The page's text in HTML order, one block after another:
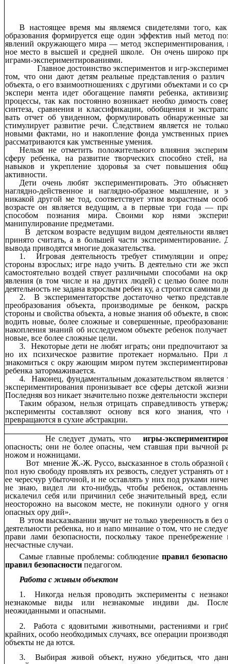
В настоящее время мы являемся свидетелями того,
образования формируется еще один эффектив ный метод
явлений окружающего мира — метод экспериментирования,
ное место в высшей и средней школе. Он очень широко
играми-экспериментированиями.
Главное достоинство экспериментов и игр-
том, что они дают детям реальные представления о различ
объекта, о его взаимоотношениях с другими объектами и со
экспери мента идет обогащение памяти ребенка,
процессы, так как постоянно возникает необхо димость
синтеза, сравнения и классификации, обобщения и
вать отчет об увиденном, формулировать обнаруженные
стимулирует развитие речи. Следствием является не
новыми фактами, но и накопление фонда умственных
рассматриваются как умственные умения.
Нельзя не отметить положительного влияния
сферу ребенка, на развитие творческих способно стей,
навыков и укрепление здоровья за счет повышения
активности.
Дети очень любят экспериментировать. Это
наглядно-действенное и наглядно-образное мышление, и
никакой другой ме тод, соответствует этим возрастным
возрасте он является ведущим, а в первые три года —
способом познания мира. Своими кор нями
манипулирование предметами.
В детском возрасте ведущим видом деятельности
принято считать, а в большей части экспериментирование.
вывода приводятся многие доказательства.
1. Игровая деятельность требует стимуляции и
стороны взрослых; игре надо учить. В деятельно сти же
самостоятельно воздей ствует различными способами на
явления (в том числе и на других людей) с целью более
деятельность не задана взрослым ребен ку, а строится самими
2. В экспериментаторстве достаточно четко
преобразования объекта, производимые ре бенком,
стороны и свойства объекта, а новые знания об объекте, в
водить новые, более сложные и совершенные,
накопления знаний об исследуемом объекте ребенок
новые, все более сложные цели.
3. Некоторые дети не любят играть; они предпочитают
но их психическое развитие протекает нормально. При
знакомиться с окру жающим миром путем
ребенка затормаживается.
4. Наконец, фундаментальным доказательством является
экспериментирования пронизывает все сферы детской
Последняя воз никает значительно позже деятельности
Таким образом, нельзя отрицать справедливость
эксперименты составляют основу вся кого знания,
превращаются в сухие абстракции.
Не следует думать, что
игры-
опасность; они не более опасны, чем ставшая при вычной
ножом и ножницами.
Вот мнение Ж.-Ж. Руссо, высказанное в столь образной
пол ную свободу проявлять их резвость, следует устранять
ее чересчур убыточной, и не оставлять у них под руками
не знаю, видел ли кто-нибудь, чтобы ребенок,
искалечил себя или причинил себе значительный вред,
неосторожно на высоком месте, не покинули одного у
опасных ору дий».
В этом высказывании звучит не только уверенность в без
деятельности ребенка, но и напо минание о том, что не
прави лами безопасности, поскольку такое
несчастные случаи.
Самые главные проблемы: соблюдение правил
правил безопасности педагогом.
Работа с живым объектом
1. Никогда нельзя проводить эксперименты с
незнакомые виды или незнакомые индиви ды.
неожиданными и опасными.
2. Работа с ядовитыми животными, растениями и
крайних, особо необходимых случаях, все операции
объекты не да ются.
3. Выбирая живой объект, нужно убедиться, что